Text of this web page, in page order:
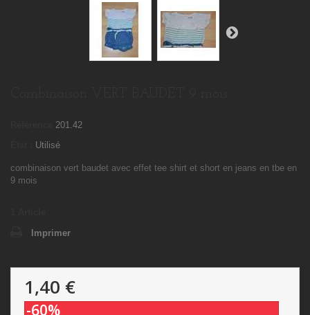
201.42
Utilisé
combinaison vert baudet avec effet tee shirt et short en jeans en tbe en
9 mois
Imprimer
1,40 €
-60%